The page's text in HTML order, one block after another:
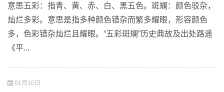
意思五彩：指青、黄、赤、白、黑五色。斑斓：颜色驳杂，
灿烂多彩。意思是指多种颜色错杂而繁多耀眼，形容颜色
多，色彩错杂灿烂且耀眼。“五彩斑斓”历史典故及出处路遥
《平...
01月10日